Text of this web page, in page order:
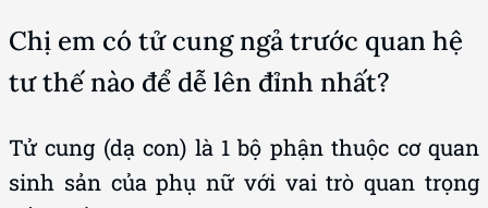
Chị em có tử cung ngả trước quan hệ
tư thế nào để dễ lên đỉnh nhất?
Tử cung (dạ con) là 1 bộ phận thuộc cơ quan
sinh sản của phụ nữ với vai trò quan trọng